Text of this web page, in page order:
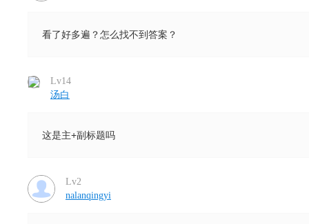
看了好多遍？怎么找不到答案？
Lv14
汤白
这是主+副标题吗
Lv2
nalanqingyi